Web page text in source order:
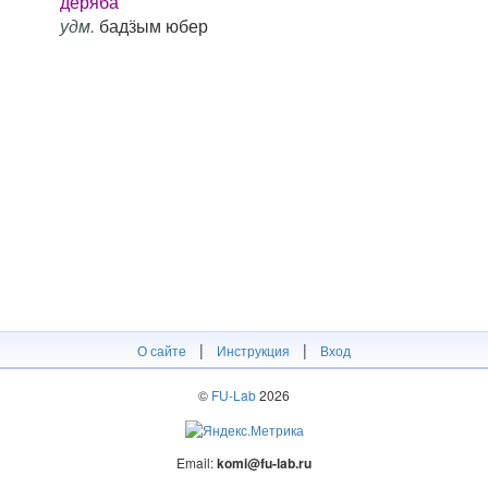
удм. бадӟым юбер
О сайте | Инструкция | Вход
© FU-Lab2026
Email:komi@fu-lab.ru